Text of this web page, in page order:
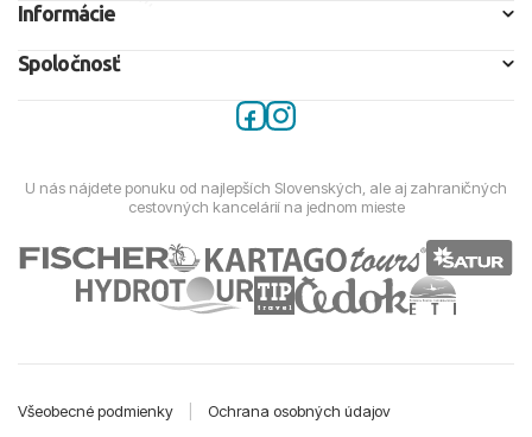
Informácie
Spoločnosť
U nás nájdete ponuku od najlepších Slovenských, ale aj zahraničných
cestovných kancelárií na jednom mieste
Všeobecné podmienky Ochrana osobných údajov